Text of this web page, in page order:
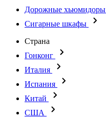
Дорожные хьюмидоры
Сигарные шкафы
Страна
Гонконг
Италия
Испания
Китай
США